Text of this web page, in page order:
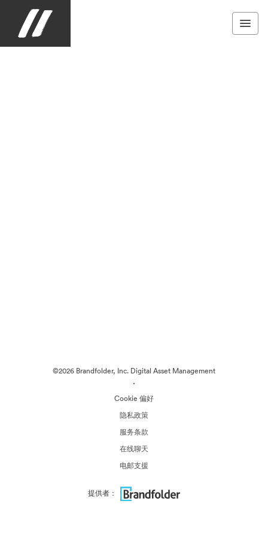
©2026 Brandfolder, Inc. Digital Asset Management
·
Cookie 偏好
隐私政策
服务条款
在线聊天
电邮支援
提供者：